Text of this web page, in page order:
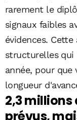
rarement le
signaux faibles
évidences.
structurelles
année, pour que
longueur
2,3
prévus,